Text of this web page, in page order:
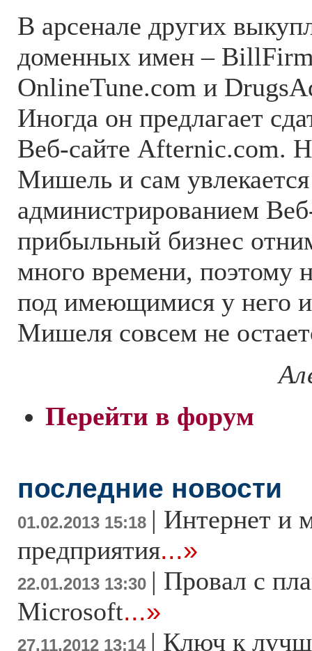
В арсенале других
доменных имен –
OnlineTune.com и
Иногда он предлагает
Веб-сайте Afternic.com.
Мишель и сам
администрированием
прибыльный бизнес
много времени, поэтому
под имеющимися у него
Мишеля совсем не
Перейти в форум
последние новости
01.02.2013 15:18 | Интернет и
предприятия...»
22.01.2013 13:30 | Провал с
Microsoft...»
27.11.2012 13:14 | Ключ к